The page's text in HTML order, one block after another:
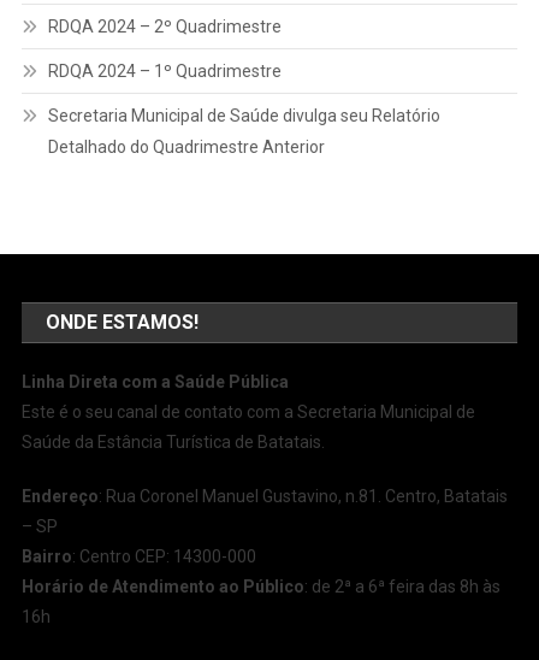
RDQA 2024 – 2º Quadrimestre
RDQA 2024 – 1º Quadrimestre
Secretaria Municipal de Saúde divulga seu Relatório
Detalhado do Quadrimestre Anterior
ONDE ESTAMOS!
Linha Direta com a Saúde Pública
Este é o seu canal de contato com a Secretaria Municipal de
Saúde da Estância Turística de Batatais.
Endereço: Rua Coronel Manuel Gustavino, n.81. Centro, Batatais
– SP
Bairro: Centro CEP: 14300-000
Horário de Atendimento ao Público: de 2ª a 6ª feira das 8h às
16h